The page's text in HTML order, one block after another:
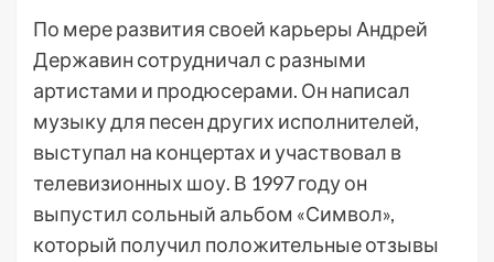
По мере развития своей карьеры Андрей
Державин сотрудничал с разными
артистами и продюсерами. Он написал
музыку для песен других исполнителей,
выступал на концертах и участвовал в
телевизионных шоу. В 1997 году он
выпустил сольный альбом «Символ»,
который получил положительные отзывы